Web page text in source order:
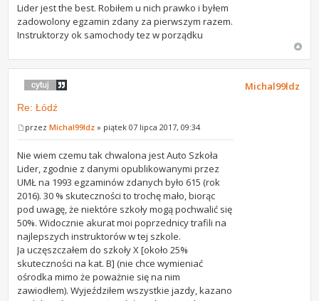
Lider jest the best. Robiłem u nich prawko i byłem
zadowolony egzamin zdany za pierwszym razem.
Instruktorzy ok samochody tez w porządku
Re: Łódź
przezMichal99ldz » piątek 07 lipca 2017, 09:34
Nie wiem czemu tak chwalona jest Auto Szkoła
Lider, zgodnie z danymi opublikowanymi przez
UMŁ na 1993 egzaminów zdanych było 615 (rok
2016). 30 % skuteczności to trochę mało, biorąc
pod uwagę, że niektóre szkoły mogą pochwalić się
50%. Widocznie akurat moi poprzednicy trafili na
najlepszych instruktorów w tej szkole.
Ja uczęszczałem do szkoły X [około 25%
skuteczności na kat. B] (nie chce wymieniać
ośrodka mimo że poważnie się na nim
zawiodłem). Wyjeździłem wszystkie jazdy, kazano
Michal99ldz